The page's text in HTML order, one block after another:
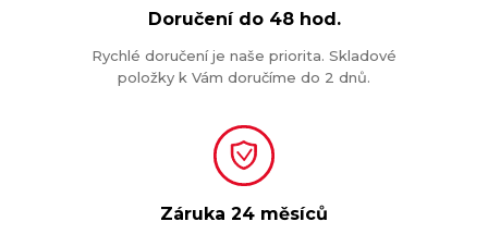
Doručení do 48 hod.
Rychlé doručení je naše priorita. Skladové
položky k Vám doručíme do 2 dnů.
Záruka 24 měsíců